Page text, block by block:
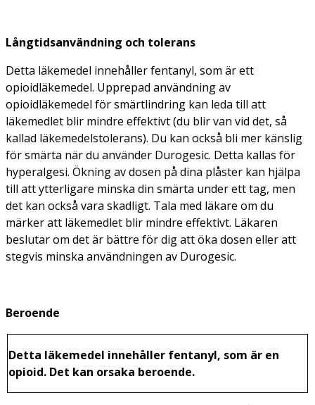
Långtidsanvändning och tolerans
Detta läkemedel innehåller fentanyl, som är ett
opioidläkemedel. Upprepad användning av
opioidläkemedel för smärtlindring kan leda till att
läkemedlet blir mindre effektivt (du blir van vid det, så
kallad läkemedelstolerans). Du kan också bli mer känslig
för smärta när du använder Durogesic. Detta kallas för
hyperalgesi. Ökning av dosen på dina plåster kan hjälpa
till att ytterligare minska din smärta under ett tag, men
det kan också vara skadligt. Tala med läkare om du
märker att läkemedlet blir mindre effektivt. Läkaren
beslutar om det är bättre för dig att öka dosen eller att
stegvis minska användningen av Durogesic.
Beroende
Detta läkemedel innehåller fentanyl, som är en
opioid. Det kan orsaka beroende.